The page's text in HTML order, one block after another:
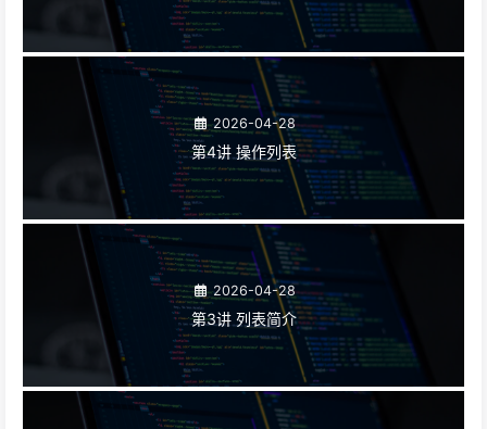
2026-04-28
第4讲 操作列表
2026-04-28
第3讲 列表简介